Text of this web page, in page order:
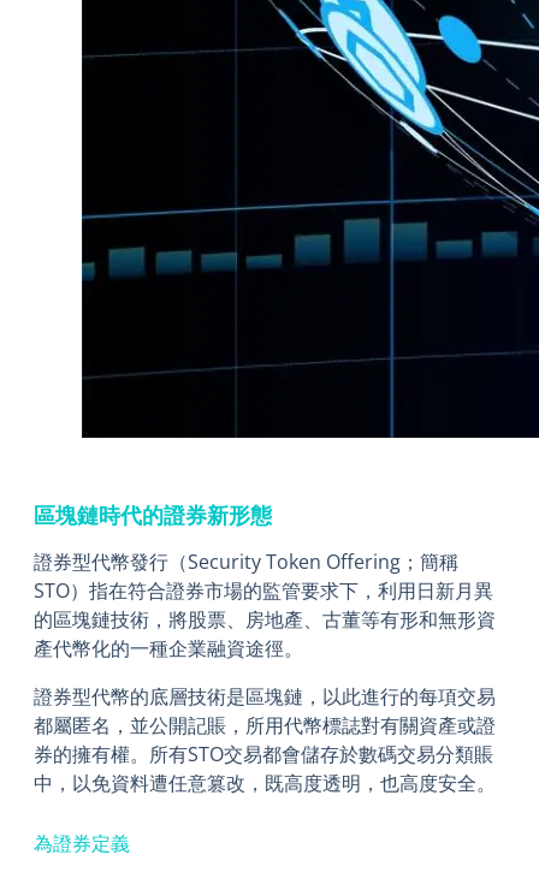
區塊鏈時代的證券新形態
證券型代幣發行（Security Token Offering；簡稱
STO）指在符合證券市場的監管要求下，利用日新月異
的區塊鏈技術，將股票、房地產、古董等有形和無形資
產代幣化的一種企業融資途徑。
證券型代幣的底層技術是區塊鏈，以此進行的每項交易
都屬匿名，並公開記賬，所用代幣標誌對有關資產或證
券的擁有權。所有STO交易都會儲存於數碼交易分類賬
中，以免資料遭任意篡改，既高度透明，也高度安全。
為證券定義